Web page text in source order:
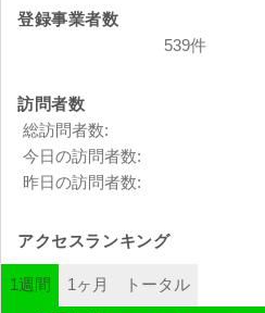
登録事業者数
539件
訪問者数
総訪問者数:
今日の訪問者数:
昨日の訪問者数:
アクセスランキング
1週間 1ヶ月 トータル